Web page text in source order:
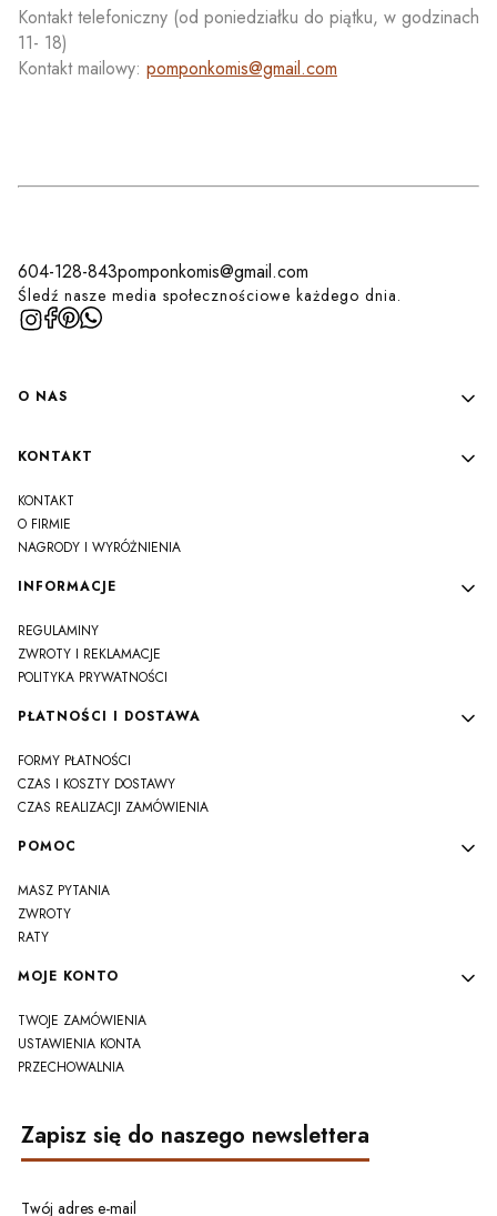
Kontakt telefoniczny (od poniedziałku do piątku, w godzinach
11- 18)
Kontakt mailowy: pomponkomis@gmail.com
604-128-843pomponkomis@gmail.com
Śledź nasze media społecznościowe każdego dnia.
Linki w stopce
O NAS
KONTAKT
KONTAKT
O FIRMIE
NAGRODY I WYRÓŻNIENIA
INFORMACJE
REGULAMINY
ZWROTY I REKLAMACJE
POLITYKA PRYWATNOŚCI
PŁATNOŚCI I DOSTAWA
FORMY PŁATNOŚCI
CZAS I KOSZTY DOSTAWY
CZAS REALIZACJI ZAMÓWIENIA
POMOC
MASZ PYTANIA
ZWROTY
RATY
MOJE KONTO
TWOJE ZAMÓWIENIA
USTAWIENIA KONTA
PRZECHOWALNIA
Zapisz się do naszego newslettera
Twój adres e-mail